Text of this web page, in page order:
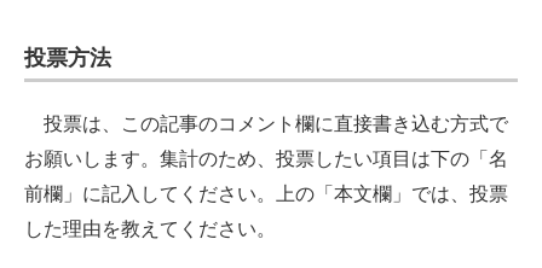
投票方法
投票は、この記事のコメント欄に直接書き込む方式で
お願いします。集計のため、投票したい項目は下の「名
前欄」に記入してください。上の「本文欄」では、投票
した理由を教えてください。